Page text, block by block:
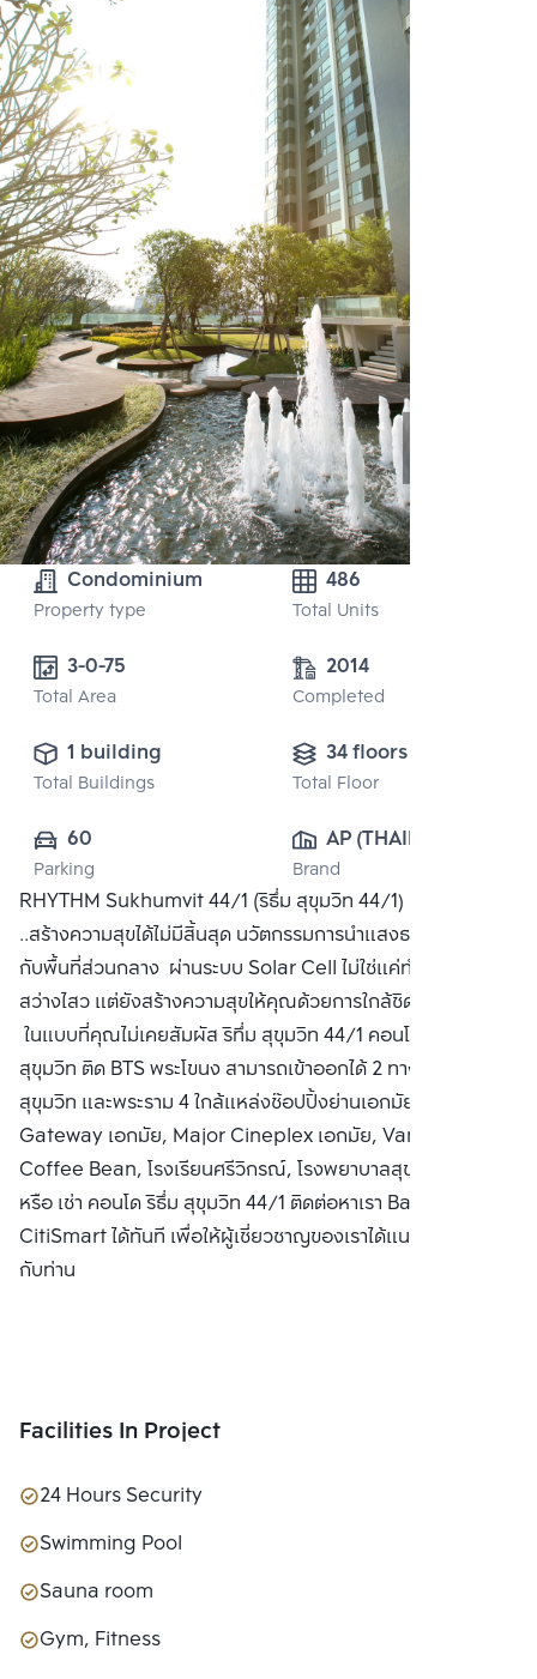
Condominium
Property type
486
Total Units
3-0-75
Total Area
2014
Completed
1 building
Total Buildings
34 floors
Total Floor
60
Parking
AP (THAILAND)
PUBLIC CO.,
LTD.
Brand
RHYTHM Sukhumvit 44/1 (ริธึ่ม สุขุมวิท 44/1) ธรรมชาติ
..สร้างความสุขได้ไม่มีสิ้นสุด นวัตกรรมการนำแสงธรรมชาติมาใช้
กับพื้นที่ส่วนกลาง ผ่านระบบ Solar Cell ไม่ใช่แค่ทำให้ชีวิต
สว่างไสว แต่ยังสร้างความสุขให้คุณด้วยการใกล้ชิดธรรมชาติ
ในแบบที่คุณไม่เคยสัมผัส ริทึ่ม สุขุมวิท 44/1 คอนโดหรู ริมถนน
สุขุมวิท ติด BTS พระโขนง สามารถเข้าออกได้ 2 ทาง ทั้งเส้นถนน
สุขุมวิท และพระราม 4 ใกล้แหล่งช๊อปปิ้งย่านเอกมัย เช่น
Gateway เอกมัย, Major Cineplex เอกมัย, Vanilla,
Coffee Bean, โรงเรียนศรีวิกรณ์, โรงพยาบาลสุขุมวิท ซื้อ ขาย
หรือ เช่า คอนโด ริธึ่ม สุขุมวิท 44/1 ติดต่อหาเรา Bangkok
CitiSmart ได้ทันที เพื่อให้ผู้เชี่ยวชาญของเราได้แนะนำคอนโดให้
กับท่าน
Facilities In Project
24 Hours Security
Swimming Pool
Sauna room
Gym, Fitness